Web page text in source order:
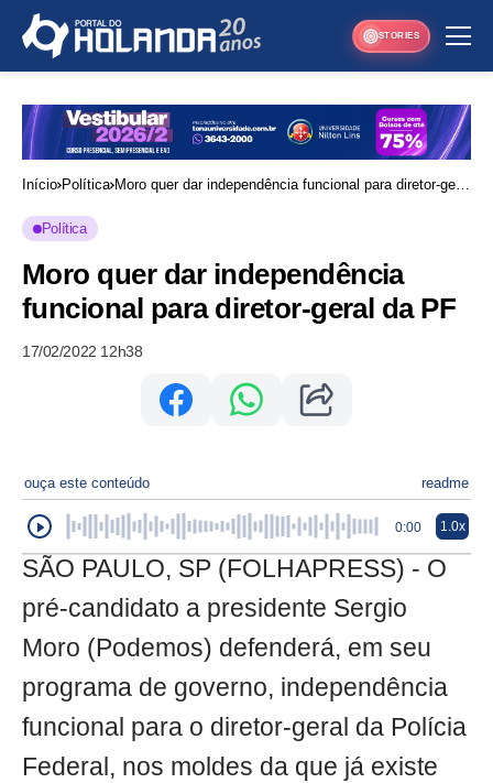
STORIES
Início Política Moro quer dar independência funcional para diretor-geral
Política
Moro quer dar independência
funcional para diretor-geral da PF
17/02/2022 12h38
ouça este conteúdo readme
0:00 1.0x
SÃO PAULO, SP (FOLHAPRESS) - O
pré-candidato a presidente Sergio
Moro (Podemos) defenderá, em seu
programa de governo, independência
funcional para o diretor-geral da Polícia
Federal, nos moldes da que já existe